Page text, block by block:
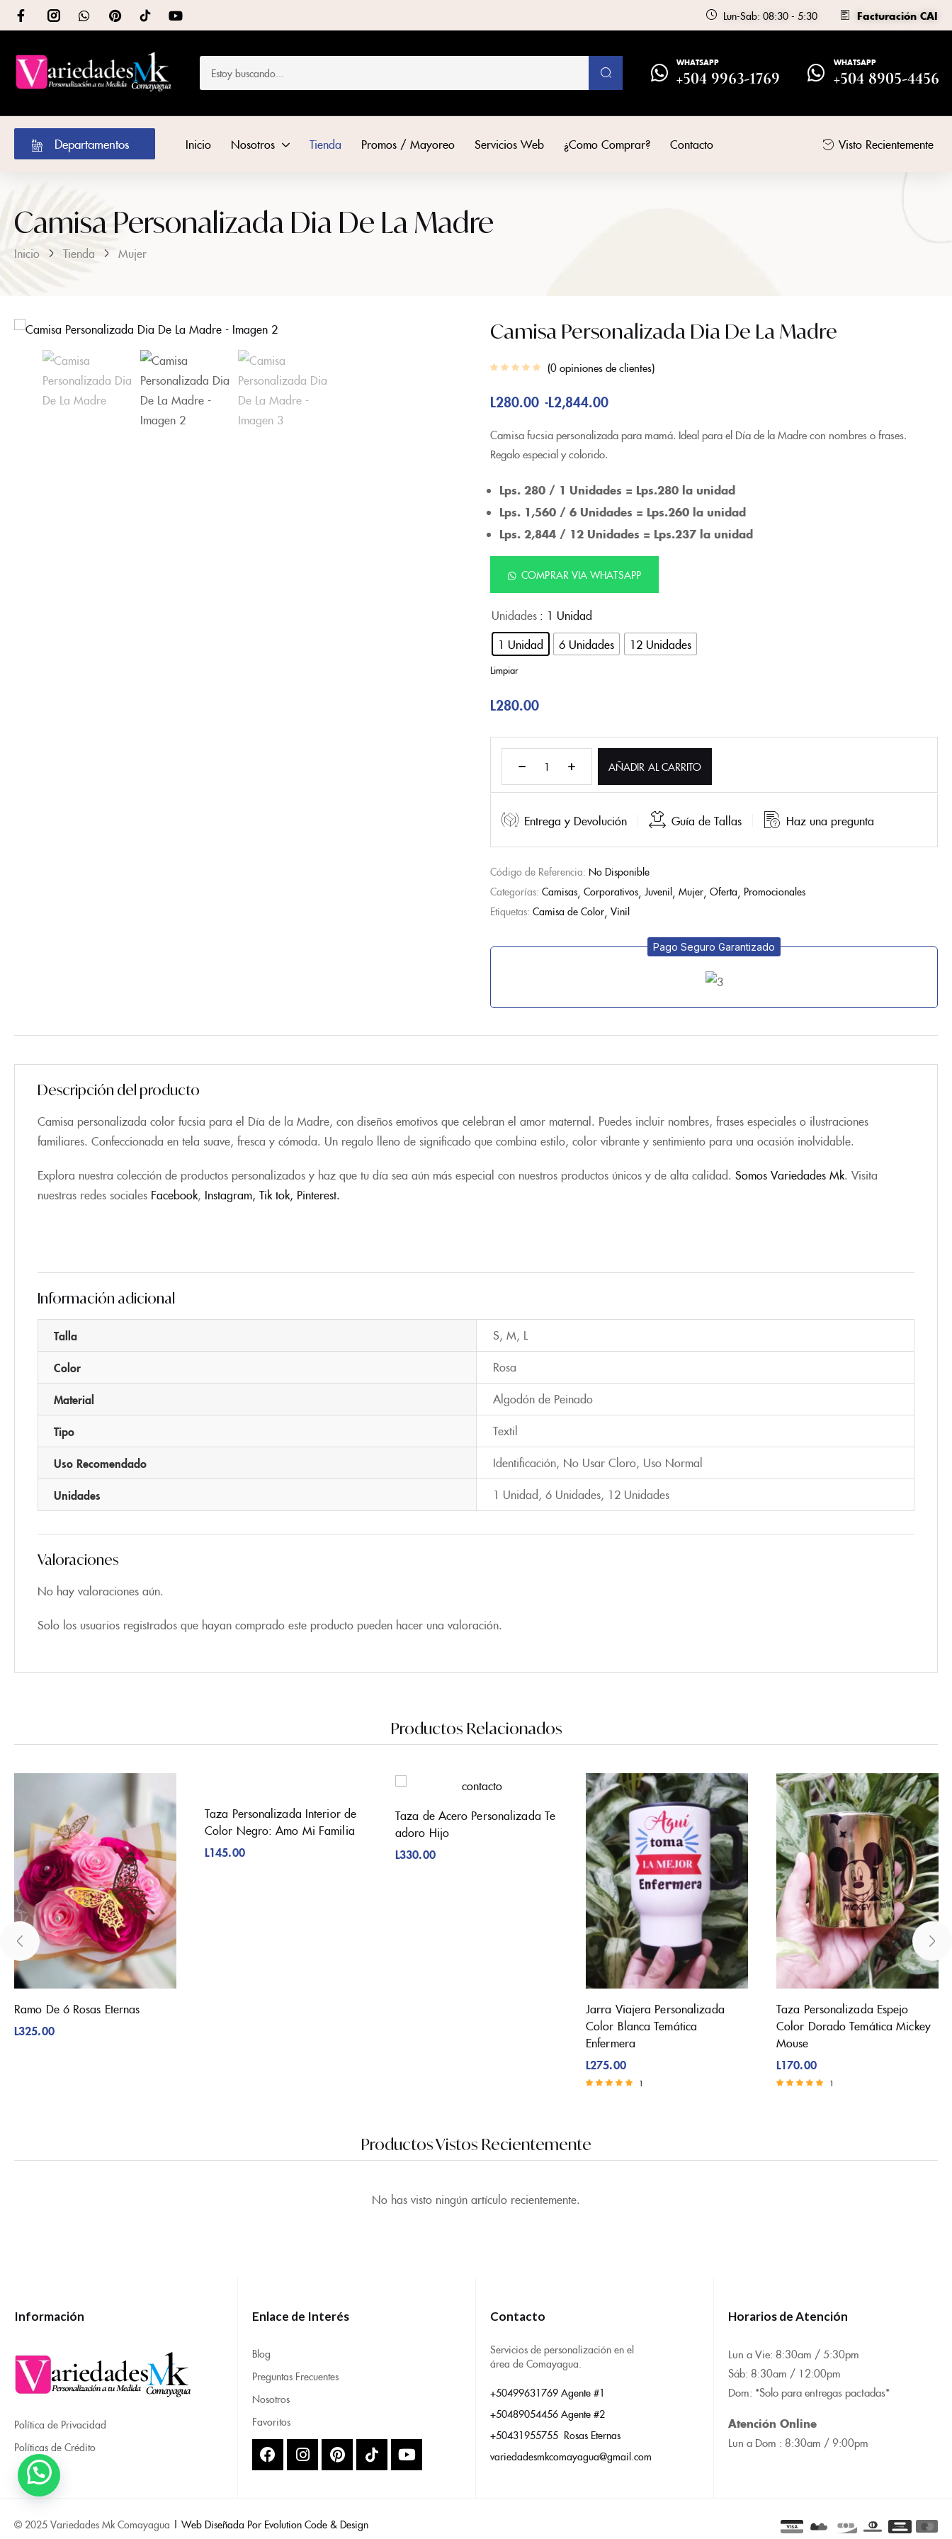
Lun-Sab: 08:30 - 5:30 Facturación CAI
WHATSAPP
+504 9963-1769
WHATSAPP
+504 8905-4456
Departamentos Inicio Nosotros Tienda Promos / Mayoreo Servicios Web ¿Como Comprar? Contacto Visto Recientemente
Camisa Personalizada Dia De La Madre
Inicio Tienda Mujer
Camisa Personalizada Dia De La Madre
0opiniones de clientes
L280.00 -L2,844.00
Camisa fucsia personalizada para mamá. Ideal para el Día de la Madre con nombres o frases.
Regalo especial y colorido.
Lps. 280 / 1 Unidades = Lps.280 la unidad
Lps. 1,560 / 6 Unidades = Lps.260 la unidad
Lps. 2,844 / 12 Unidades = Lps.237 la unidad
COMPRAR VIA WHATSAPP
Unidades : 1 Unidad
1 Unidad
6 Unidades 12 Unidades
Limpiar
L280.00
AÑADIR AL CARRITO
Entrega y Devolución Guía de Tallas Haz una pregunta
Código de Referencia: No Disponible
Categorías: Camisas Corporativos Juvenil Mujer Oferta Promocionales
Etiquetas: Camisa de Color Vinil
Pago Seguro Garantizado
Descripción del producto
Camisa personalizada color fucsia para el Día de la Madre, con diseños emotivos que celebran el amor maternal. Puedes incluir nombres, frases especiales o ilustraciones
familiares. Confeccionada en tela suave, fresca y cómoda. Un regalo lleno de significado que combina estilo, color vibrante y sentimiento para una ocasión inolvidable.
Explora nuestra colección de productos personalizados y haz que tu día sea aún más especial con nuestros productos únicos y de alta calidad. Somos Variedades Mk. Visita
nuestras redes sociales Facebook, Instagram, Tik tok, Pinterest.
Información adicional
Talla S, M, L
Color Rosa
Material Algodón de Peinado
Tipo Textil
Uso Recomendado Identificación, No Usar Cloro, Uso Normal
Unidades 1 Unidad, 6 Unidades, 12 Unidades
Valoraciones
No hay valoraciones aún.
Solo los usuarios registrados que hayan comprado este producto pueden hacer una valoración.
Productos Relacionados
Ramo De 6 Rosas Eternas
L325.00
Taza Personalizada Interior de
Color Negro: Amo Mi Familia
L145.00
Taza de Acero Personalizada Te
adoro Hijo
L330.00
Jarra Viajera Personalizada
Color Blanca Temática
Enfermera
L275.00
1
Taza Personalizada Espejo
Color Dorado Temática Mickey
Mouse
L170.00
1
Productos Vistos Recientemente
No has visto ningún artículo recientemente.
Información
Política de Privacidad
Políticas de Crédito
Enlace de Interés
Blog
Preguntas Frecuentes
Nosotros
Favoritos
Contacto
Servicios de personalización en el
área de Comayagua.
+50499631769 Agente #1
+50489054456 Agente #2
+50431955755 Rosas Eternas
variedadesmkcomayagua@gmail.com
Horarios de Atención
Lun a Vie: 8:30am / 5:30pm
Sáb: 8:30am / 12:00pm
Dom: *Solo para entregas pactadas*
Atención Online
Lun a Dom : 8:30am / 9:00pm
© 2025 Variedades Mk Comayagua | Web Diseñada Por Evolution Code & Design